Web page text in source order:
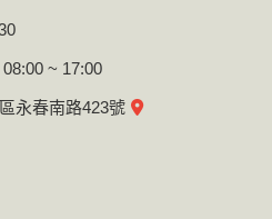
~ 17:00
永春南路423號